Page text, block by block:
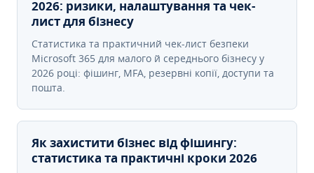
2026: ризики, налаштування та чек-
лист для бізнесу
Статистика та практичний чек-лист безпеки
Microsoft 365 для малого й середнього бізнесу у
2026 році: фішинг, MFA, резервні копії, доступи та
пошта.
Як захистити бізнес від фішингу:
статистика та практичні кроки 2026